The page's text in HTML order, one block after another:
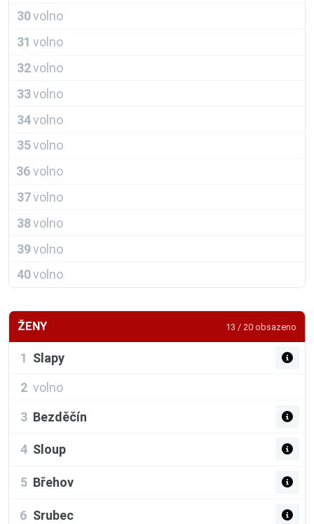
30volno
31 volno
32volno
33volno
34volno
35volno
36volno
37volno
38volno
39volno
40volno
ŽENY 13 / 20 obsazeno
1 Slapy
2 volno
3 Bezděčín
4 Sloup
5 Břehov
6 Srubec